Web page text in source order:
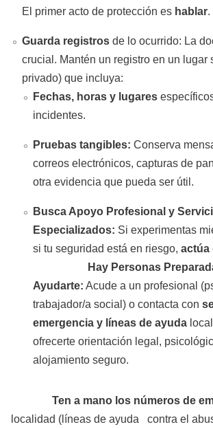
El primer acto de protección es hablar.
Guarda registros de lo ocurrido: La
crucial. Mantén un registro en un lugar
privado) que incluya:
Fechas, horas y lugares
incidentes.
Pruebas tangibles: Conserva
correos electrónicos, capturas de
otra evidencia que pueda ser útil.
Busca Apoyo Profesional y
Especializados: Si experimentas
si tu seguridad está en riesgo, actúa
Hay Personas
Ayudarte: Acude a un profesional
trabajador/a social) o contacta con
emergencia y líneas de ayuda
ofrecerte orientación legal,
alojamiento seguro.
Ten a mano los números de
localidad (líneas de ayuda contra el